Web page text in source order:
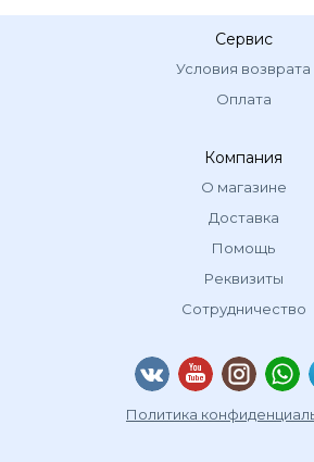
Сервис
Условия возврата
Оплата
Компания
О магазине
Доставка
Помощь
Реквизиты
Сотрудничество
Политика